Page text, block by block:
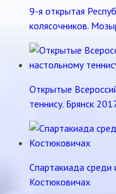
9-я открытая
колясочников.
Открытые
теннису. Брянск
Спартакиада среди
Костюковичах